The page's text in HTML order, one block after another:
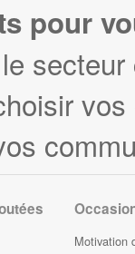
pour
Motivation